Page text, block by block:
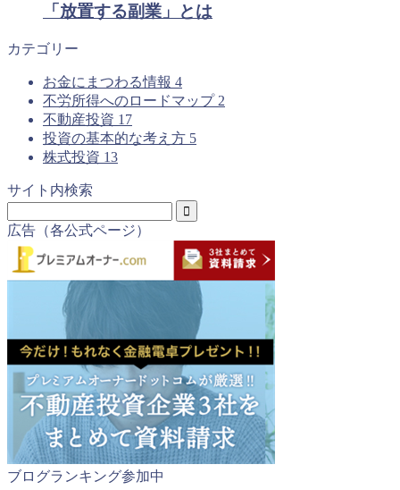
「放置する副業」とは
カテゴリー
お金にまつわる情報 4
不労所得へのロードマップ 2
不動産投資 17
投資の基本的な考え方 5
株式投資 13
サイト内検索
広告（各公式ページ）
ブログランキング参加中